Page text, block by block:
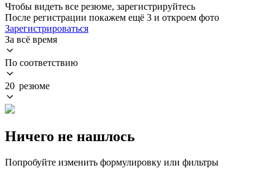
Чтобы видеть все резюме, зарегистрируйтесь
После регистрации покажем ещё 3 и откроем фото
Зарегистрироваться
За всё время
По соответствию
20 резюме
Ничего не нашлось
Попробуйте изменить формулировку или фильтры